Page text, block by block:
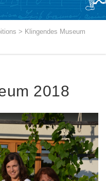
> Klingendes Museum
2018